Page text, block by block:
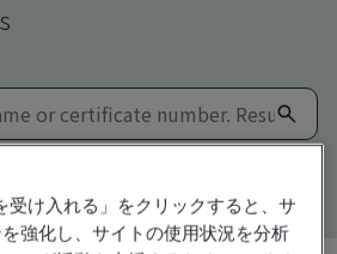
受け入れる」をクリックすると、サ
強化し、サイトの使用状況を分析